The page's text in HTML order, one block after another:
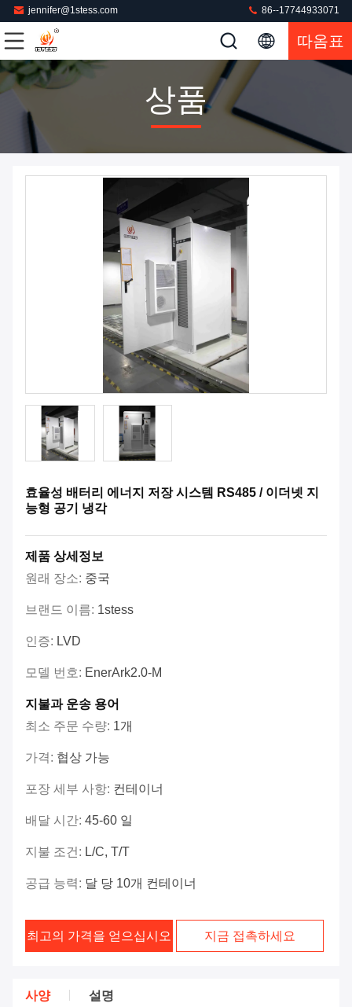
jennifer@1stess.com 86--17744933071
따옴표
상품
효율성 배터리 에너지 저장 시스템 RS485 / 이더넷 지
능형 공기 냉각
제품 상세정보
원래 장소: 중국
브랜드 이름: 1stess
인증: LVD
모델 번호: EnerArk2.0-M
지불과 운송 용어
최소 주문 수량: 1개
가격: 협상 가능
포장 세부 사항: 컨테이너
배달 시간: 45-60 일
지불 조건: L/C, T/T
공급 능력: 달 당 10개 컨테이너
최고의 가격을 얻으십시오 지금 접촉하세요
사양 설명